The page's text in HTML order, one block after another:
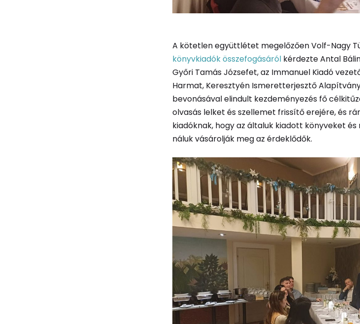
A kötetlen együttlétet megelőzően Volf-​Nagy
könyvkiadók összefogásáról kérdezte Antal
Győri Tamás Józsefet, az Immanuel Kiadó
Harmat, Keresztyén Ismeretterjesztő
bevonásával elindult kezdeményezés fő
olvasás lelket és szellemet frissítő erejére, és
kiadóknak, hogy az általuk kiadott könyveket
náluk vásárolják meg az érdeklődők.